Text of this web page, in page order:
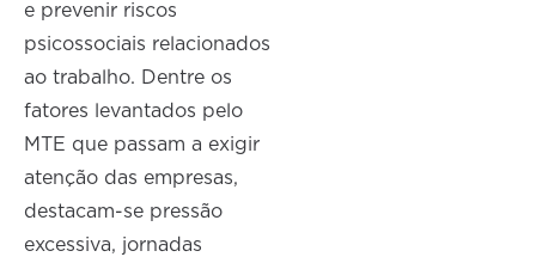
e prevenir riscos
psicossociais relacionados
ao trabalho. Dentre os
fatores levantados pelo
MTE que passam a exigir
atenção das empresas,
destacam-se pressão
excessiva, jornadas